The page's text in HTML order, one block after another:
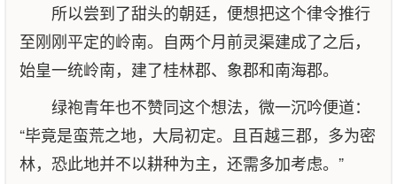
所以尝到了甜头的朝廷，便想把这个律令推行
至刚刚平定的岭南。自两个月前灵渠建成了之后，
始皇一统岭南，建了桂林郡、象郡和南海郡。
绿袍青年也不赞同这个想法，微一沉吟便道：
“毕竟是蛮荒之地，大局初定。且百越三郡，多为密
林，恐此地并不以耕种为主，还需多加考虑。”